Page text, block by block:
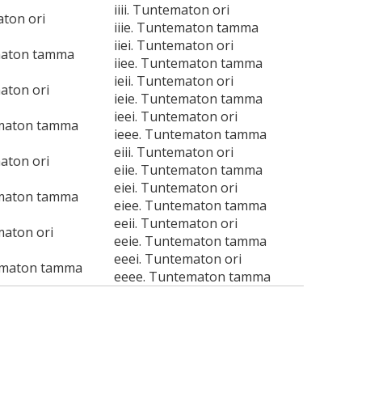
ori
iiii. Tuntematon ori
iiie. Tuntematon tamma
tamma
iiei. Tuntematon ori
iiee. Tuntematon tamma
ori
ieii. Tuntematon ori
ieie. Tuntematon tamma
tamma
ieei. Tuntematon ori
ieee. Tuntematon tamma
ori
eiii. Tuntematon ori
eiie. Tuntematon tamma
tamma
eiei. Tuntematon ori
eiee. Tuntematon tamma
ori
eeii. Tuntematon ori
eeie. Tuntematon tamma
tamma
eeei. Tuntematon ori
eeee. Tuntematon tamma